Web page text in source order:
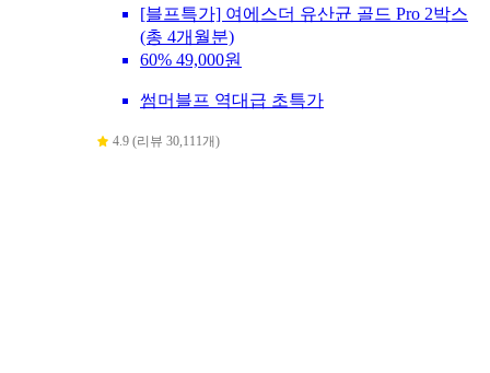
[블프특가] 여에스더 유산균 골드 Pro 2박스
(총 4개월분)
60% 49,000원
썸머블프 역대급 초특가
4.9 (리뷰 30,111개)